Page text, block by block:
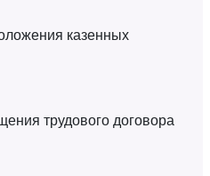
казенных
трудового договора